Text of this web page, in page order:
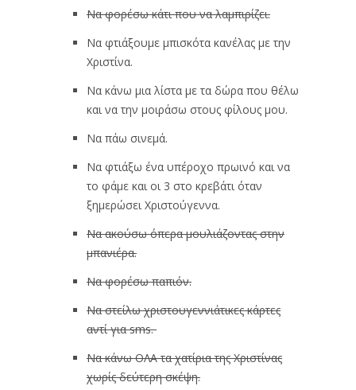
Να φορέσω κάτι που να λαμπιρίζει.
Να φτιάξουμε μπισκότα κανέλας με την
Χριστίνα.
Να κάνω μια λίστα με τα δώρα που θέλω
και να την μοιράσω στους φίλους μου.
Να πάω σινεμά.
Να φτιάξω ένα υπέροχο πρωινό και να
το φάμε και οι 3 στο κρεβάτι όταν
ξημερώσει Χριστούγεννα.
Να ακούσω όπερα μουλιάζοντας στην
μπανιέρα.
Να φορέσω παπιόν.
Να στείλω χριστουγεννιάτικες κάρτες
αντί για sms.
Να κάνω ΟΛΑ τα χατίρια της Χριστίνας
χωρίς δεύτερη σκέψη.